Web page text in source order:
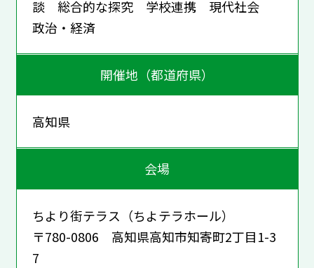
談 総合的な探究 学校連携 現代社会
政治・経済
開催地（都道府県）
高知県
会場
ちより街テラス（ちよテラホール）
〒780-0806 高知県高知市知寄町2丁目1-3
7